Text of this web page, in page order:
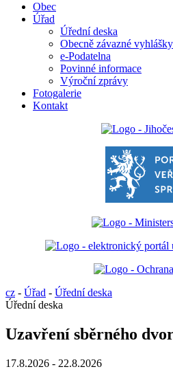
Obec
Úřad
Úřední deska
Obecně závazné vyhlášky
e-Podatelna
Povinné informace
Výroční zprávy
Fotogalerie
Kontakt
cz - Úřad - Úřední deska
Úřední deska
Uzavření sběrného
17.8.2026 - 22.8.2026